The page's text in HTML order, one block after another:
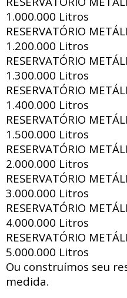
1.000.000 Litros
RESERVATÓRIO
1.200.000 Litros
RESERVATÓRIO
1.300.000 Litros
RESERVATÓRIO
1.400.000 Litros
RESERVATÓRIO
1.500.000 Litros
RESERVATÓRIO
2.000.000 Litros
RESERVATÓRIO
3.000.000 Litros
RESERVATÓRIO
4.000.000 Litros
RESERVATÓRIO
5.000.000 Litros
Ou construímos seu
medida.